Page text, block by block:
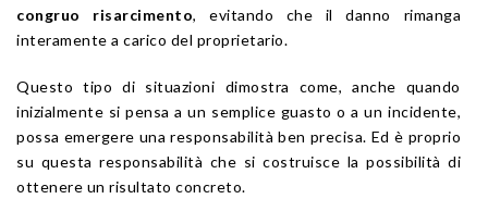
congruo risarcimento, evitando che il danno rimanga
interamente a carico del proprietario.
Questo tipo di situazioni dimostra come, anche quando
inizialmente si pensa a un semplice guasto o a un incidente,
possa emergere una responsabilità ben precisa. Ed è proprio
su questa responsabilità che si costruisce la possibilità di
ottenere un risultato concreto.